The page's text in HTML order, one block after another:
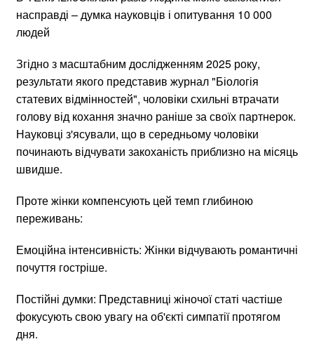
насправді – думка науковців і опитування 10 000
людей
Згідно з масштабним дослідженням 2025 року,
результати якого представив журнал "Біологія
статевих відмінностей", чоловіки схильні втрачати
голову від кохання значно раніше за своїх партнерок.
Науковці з'ясували, що в середньому чоловіки
починають відчувати закоханість приблизно на місяць
швидше.
Проте жінки компенсують цей темп глибиною
переживань:
Емоційна інтенсивність: Жінки відчувають романтичні
почуття гостріше.
Постійні думки: Представниці жіночої статі частіше
фокусують свою увагу на об'єкті симпатії протягом
дня.